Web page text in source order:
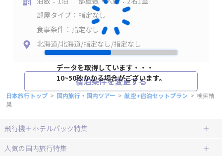
データを取得しています・・・
10~50秒かかる場合がございます。
部屋タイプ：指定なし
食事条件：指定なし
北海道/北海道/指定なし/指定なし
宿泊条件を変更する
日本旅行トップ > 国内旅行・国内ツアー > 航空+宿泊セットプラン > 検索結
果
飛行機＋ホテルパック特集
赤い風船ダイナミックパッケージ
ＪＡＬで行く飛行機+ホテルパック
人気の国内旅行特集